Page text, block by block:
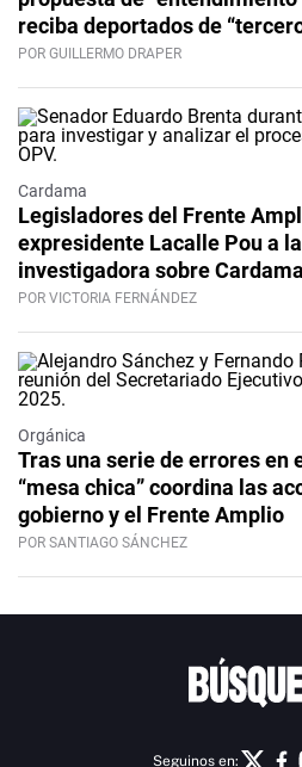
reciba deportados de
POR GUILLERMO DRAPER
Cardama
Legisladores del Frente
expresidente Lacalle Pou a
investigadora sobre Cardama
POR VICTORIA FERNÁNDEZ
Orgánica
Tras una serie de errores en
“mesa chica” coordina las
gobierno y el Frente Amplio
POR SANTIAGO SÁNCHEZ
Seguinos en: